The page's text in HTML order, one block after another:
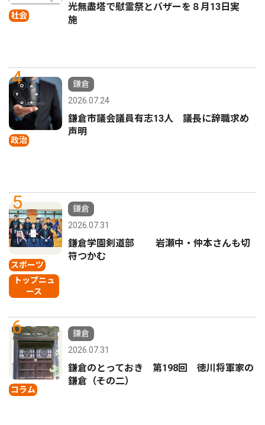
社会
光無盡塔で慰霊祭とバザーを８月13日実
施
4
政治
鎌倉
2026.07.24
鎌倉市議会議員有志13人 議長に辞職求め
声明
5
スポーツ
トップニュ
ース
鎌倉
2026.07.31
鎌倉学園剣道部 岩瀬中・仲本さんも切
符つかむ
6
コラム
鎌倉
2026.07.31
鎌倉のとっておき 第198回 徳川将軍家の
鎌倉（その二）